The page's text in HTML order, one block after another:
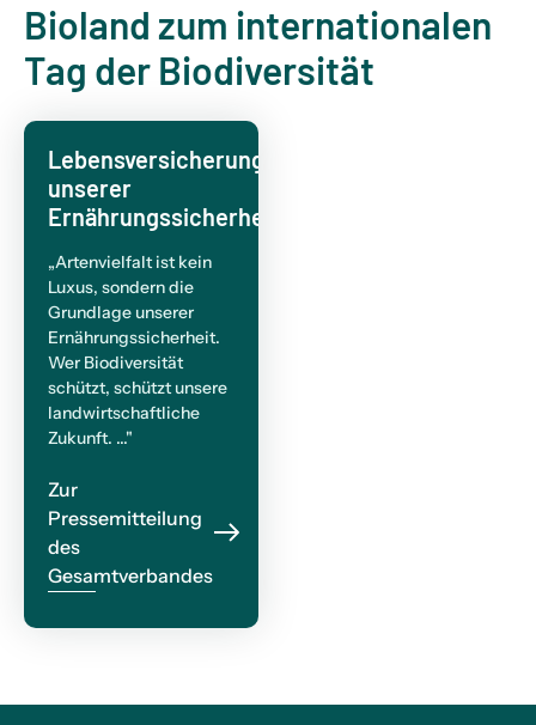
Bioland zum internationalen
Tag der Biodiversität
Lebensversicherung
unserer
Ernährungssicherheit
„Artenvielfalt ist kein
Luxus, sondern die
Grundlage unserer
Ernährungssicherheit.
Wer Biodiversität
schützt, schützt unsere
landwirtschaftliche
Zukunft. ..."
Zur
Pressemitteilung
des
Gesamtverbandes